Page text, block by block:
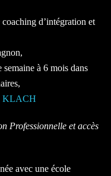
d’intégration et
semaine à 6 mois dans
KLACH
Professionnelle et accès
avec une école